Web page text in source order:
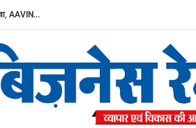
AAVIN...
में उत्पादन...
BNP...
16TH BRICS TRADE MINISTERS’...
PRATIBHA AGARWAL ON...
के...